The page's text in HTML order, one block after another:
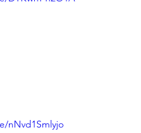
nNvd1Smlyjo